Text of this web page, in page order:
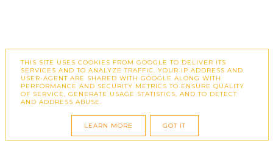
THIS SITE USES COOKIES FROM GOOGLE TO DELIVER ITS
SERVICES AND TO ANALYZE TRAFFIC. YOUR IP ADDRESS AND
USER-AGENT ARE SHARED WITH GOOGLE ALONG WITH
PERFORMANCE AND SECURITY METRICS TO ENSURE QUALITY
OF SERVICE, GENERATE USAGE STATISTICS, AND TO DETECT
AND ADDRESS ABUSE.
LEARN MORE GOT IT